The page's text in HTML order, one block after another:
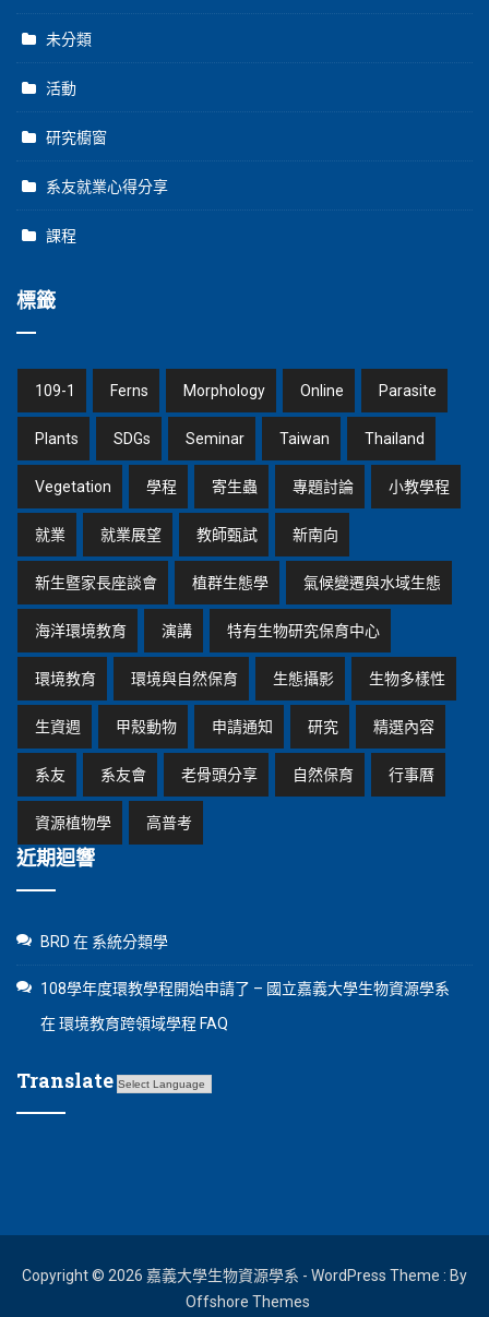
未分類
活動
研究櫥窗
系友就業心得分享
課程
標籤
109-1 Ferns Morphology Online Parasite
Plants SDGs Seminar Taiwan Thailand
Vegetation 學程 寄生蟲 專題討論 小教學程
就業 就業展望 教師甄試 新南向
新生暨家長座談會 植群生態學 氣候變遷與水域生態
海洋環境教育 演講 特有生物研究保育中心
環境教育 環境與自然保育 生態攝影 生物多樣性
生資週 甲殼動物 申請通知 研究 精選內容
系友 系友會 老骨頭分享 自然保育 行事曆
資源植物學 高普考
近期迴響
BRD 在 系統分類學
108學年度環教學程開始申請了 – 國立嘉義大學生物資源學系
在環境教育跨領域學程 FAQ
Translate
Copyright © 2026 嘉義大學生物資源學系 - WordPress Theme : By
Offshore Themes